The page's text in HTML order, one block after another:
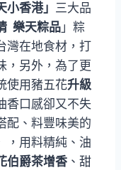
香港」 三大品
樂天粽品 」粽
灣在地食材，打
，另外，為了更
使用豬五花升級
香口感卻又不失
配、料豐味美的
，用料精純、油
伯爵茶增香 、甜